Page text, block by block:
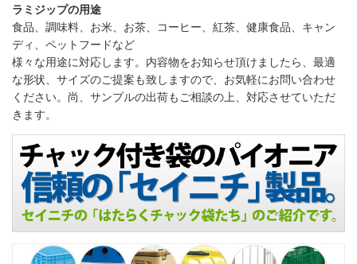
ラミジップの用途
食品、調味料、お米、お茶、コーヒー、紅茶、健康食品、キャン
ディ、ペットフードなど
様々な用途に対応します。内容物をお知らせ頂けましたら、最適
な形状、サイズのご提案も致しますので、お気軽にお問い合わせ
ください。尚、サンプルの出荷もご相談の上、対応させていただ
きます。